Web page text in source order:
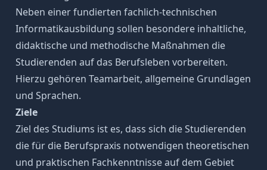
Neben einer fundierten fachlich-technischen
Informatikausbildung sollen besondere inhaltliche,
didaktische und methodische Maßnahmen die
Studierenden auf das Berufsleben vorbereiten.
Hierzu gehören Teamarbeit, allgemeine Grundlagen
und Sprachen.
Ziele
Ziel des Studiums ist es, dass sich die Studierenden
die für die Berufspraxis notwendigen theoretischen
und praktischen Fachkenntnisse auf dem Gebiet